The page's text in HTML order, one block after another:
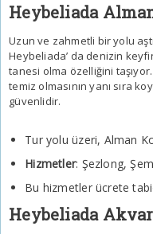
Heybeliada
Uzun ve zahmetli bir yolu
Heybeliada’ da denizin
tanesi olma özelliğini
temiz olmasının yanı sıra
güvenlidir.
Tur yolu üzeri, Alman
Hizmetler: Şezlong,
Bu hizmetler ücrete
Heybeliada